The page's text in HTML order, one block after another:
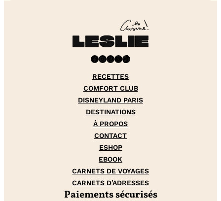
Facebook InstagramPinterest YouTube TikTok
RECETTES
COMFORT CLUB
DISNEYLAND PARIS
DESTINATIONS
À PROPOS
CONTACT
ESHOP
EBOOK
CARNETS DE VOYAGES
CARNETS D’ADRESSES
Paiements sécurisés